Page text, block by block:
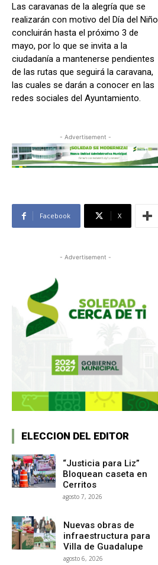
Las caravanas de la alegría que se
realizarán con motivo del Día del Niño
concluirán hasta el próximo 3 de
mayo, por lo que se invita a la
ciudadanía a mantenerse pendientes
de las rutas que seguirá la caravana,
las cuales se darán a conocer en las
redes sociales del Ayuntamiento.
- Advertisement -
Facebook X
- Advertisement -
ELECCION DEL EDITOR
“Justicia para Liz”
Bloquean caseta en
Cerritos
agosto 7, 2026
Nuevas obras de
infraestructura para
Villa de Guadalupe
agosto 6, 2026